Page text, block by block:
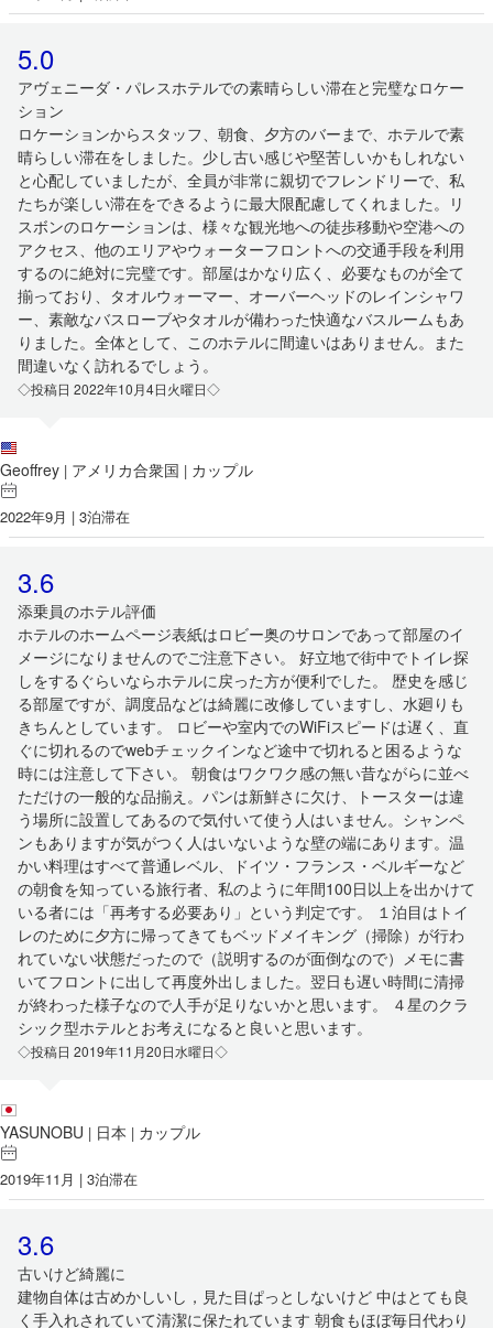
5.0
アヴェニーダ・パレスホテルでの素晴らしい滞在と完璧なロケー
ション
ロケーションからスタッフ、朝食、夕方のバーまで、ホテルで素
晴らしい滞在をしました。少し古い感じや堅苦しいかもしれない
と心配していましたが、全員が非常に親切でフレンドリーで、私
たちが楽しい滞在をできるように最大限配慮してくれました。リ
スボンのロケーションは、様々な観光地への徒歩移動や空港への
アクセス、他のエリアやウォーターフロントへの交通手段を利用
するのに絶対に完璧です。部屋はかなり広く、必要なものが全て
揃っており、タオルウォーマー、オーバーヘッドのレインシャワ
ー、素敵なバスローブやタオルが備わった快適なバスルームもあ
りました。全体として、このホテルに間違いはありません。また
間違いなく訪れるでしょう。
◇投稿日 2022年10月4日火曜日◇
Geoffrey | アメリカ合衆国 | カップル
2022年9月 | 3泊滞在
3.6
添乗員のホテル評価
ホテルのホームページ表紙はロビー奥のサロンであって部屋のイ
メージになりませんのでご注意下さい。 好立地で街中でトイレ探
しをするぐらいならホテルに戻った方が便利でした。 歴史を感じ
る部屋ですが、調度品などは綺麗に改修していますし、水廻りも
きちんとしています。 ロビーや室内でのWiFiスピードは遅く、直
ぐに切れるのでwebチェックインなど途中で切れると困るような
時には注意して下さい。 朝食はワクワク感の無い昔ながらに並べ
ただけの一般的な品揃え。パンは新鮮さに欠け、トースターは違
う場所に設置してあるので気付いて使う人はいません。シャンペ
ンもありますが気がつく人はいないような壁の端にあります。温
かい料理はすべて普通レベル、ドイツ・フランス・ベルギーなど
の朝食を知っている旅行者、私のように年間100日以上を出かけて
いる者には「再考する必要あり」という判定です。 １泊目はトイ
レのために夕方に帰ってきてもベッドメイキング（掃除）が行わ
れていない状態だったので（説明するのが面倒なので）メモに書
いてフロントに出して再度外出しました。翌日も遅い時間に清掃
が終わった様子なので人手が足りないかと思います。 ４星のクラ
シック型ホテルとお考えになると良いと思います。
◇投稿日 2019年11月20日水曜日◇
YASUNOBU | 日本 | カップル
2019年11月 | 3泊滞在
3.6
古いけど綺麗に
建物自体は古めかしいし，見た目ぱっとしないけど 中はとても良
く手入れされていて清潔に保たれています 朝食もほぼ毎日代わり